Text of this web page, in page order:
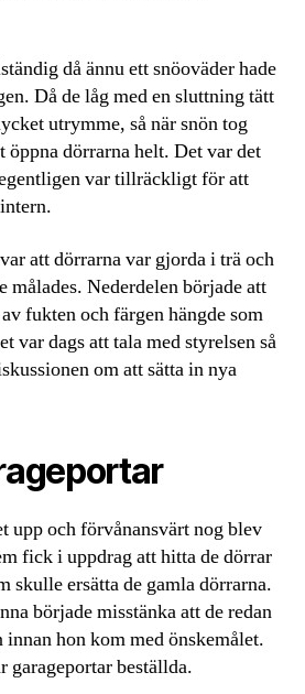
då ännu ett snöoväder hade
Då de låg med en sluttning tätt
utrymme, så när snön tog
öppna dörrarna helt. Det var det
var tillräckligt för att
att dörrarna var gjorda i trä och
målades. Nederdelen började att
fukten och färgen hängde som
var dags att tala med styrelsen så
om att sätta in nya
upp och förvånansvärt nog blev
fick i uppdrag att hitta de dörrar
skulle ersätta de gamla dörrarna.
började misstänka att de redan
innan hon kom med önskemålet.
garageportar beställda.